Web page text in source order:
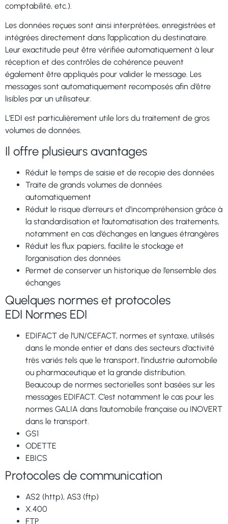
comptabilité, etc.).
Les données reçues sont ainsi interprétées, enregistrées et
intégrées directement dans l’application du destinataire.
Leur exactitude peut être vérifiée automatiquement à leur
réception et des contrôles de cohérence peuvent
également être appliqués pour valider le message. Les
messages sont automatiquement recomposés afin d’être
lisibles par un utilisateur.
L’EDI est particulièrement utile lors du traitement de gros
volumes de données.
Il offre plusieurs avantages
Réduit le temps de saisie et de recopie des données
Traite de grands volumes de données
automatiquement
Réduit le risque d’erreurs et d’incompréhension grâce à
la standardisation et l’automatisation des traitements,
notamment en cas d’échanges en langues étrangères
Réduit les flux papiers, facilite le stockage et
l’organisation des données
Permet de conserver un historique de l’ensemble des
échanges
Quelques normes et protocoles
EDI Normes EDI
EDIFACT de l’UN/CEFACT, normes et syntaxe, utilisés
dans le monde entier et dans des secteurs d’activité
très variés tels que le transport, l’industrie automobile
ou pharmaceutique et la grande distribution.
Beaucoup de normes sectorielles sont basées sur les
messages EDIFACT. C’est notamment le cas pour les
normes GALIA dans l’automobile française ou INOVERT
dans le transport.
GS1
ODETTE
EBICS
Protocoles de communication
AS2 (http), AS3 (ftp)
X.400
FTP